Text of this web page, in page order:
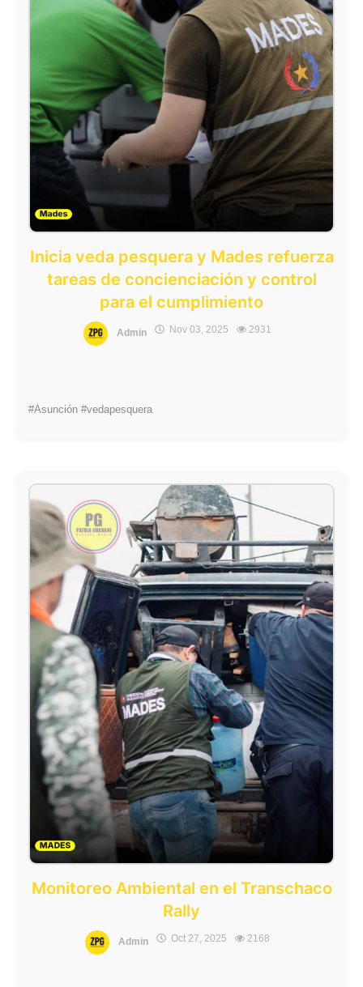
Inicia veda pesquera y Mades refuerza
tareas de concienciación y control
para el cumplimiento
Admin Nov 03, 2025 2931
#Asunción #vedapesquera
Monitoreo Ambiental en el Transchaco
Rally
Admin Oct 27, 2025 2168